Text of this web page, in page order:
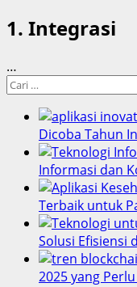
1. Integrasi
…
Cari
Dicoba Tahun
Informasi dan
Terbaik untuk
Solusi Efisiensi
2025 yang